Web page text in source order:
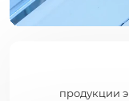
продукции